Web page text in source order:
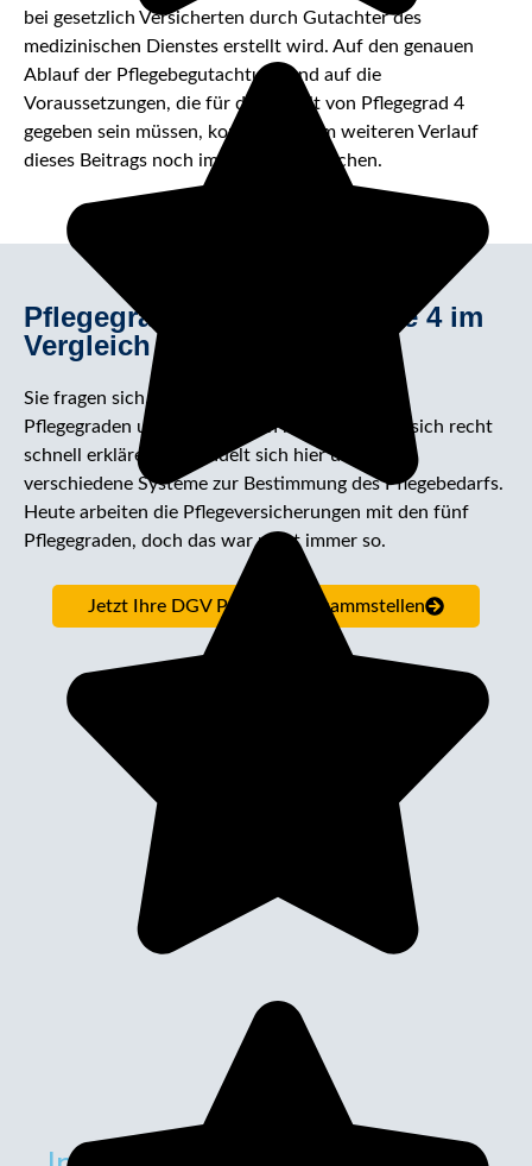
bei gesetzlich Versicherten durch Gutachter des
medizinischen Dienstes erstellt wird. Auf den genauen
Ablauf der Pflegebegutachtung und auf die
Voraussetzungen, die für den Erhalt von Pflegegrad 4
gegeben sein müssen, kommen wir im weiteren Verlauf
dieses Beitrags noch im Detail zu sprechen.
Pflegegrad 4 und Pflegestufe 4 im
Vergleich
Sie fragen sich, wo der Unterschied zwischen
Pflegegraden und Pflegestufen liegt? Das lässt sich recht
schnell erklären: Es handelt sich hier um zwei
verschiedene Systeme zur Bestimmung des Pflegebedarfs.
Heute arbeiten die Pflegeversicherungen mit den fünf
Pflegegraden, doch das war nicht immer so.
Jetzt Ihre DGV Pflegebox zusammstellen